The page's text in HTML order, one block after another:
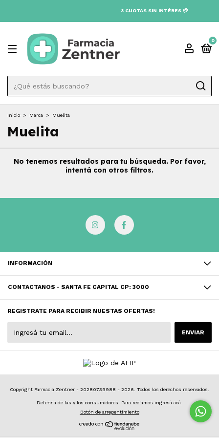
3 CUOTAS SIN INTÉRES 💳
0
Inicio > Marca > Muelita
Muelita
No tenemos resultados para tu búsqueda. Por favor,
intentá con otros filtros.
INFORMACIÓN
CONTACTANOS - SANTA FE CAPITAL CP: 3000
REGISTRATE PARA RECIBIR NUESTAS OFERTAS!
Copyright Farmacia Zentner - 20280739988 - 2026. Todos los derechos reservados.
Defensa de las y los consumidores. Para reclamos ingresá acá.
Botón de arrepentimiento